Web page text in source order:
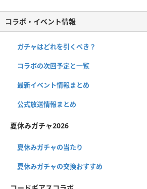
コラボ・イベント情報
ガチャはどれを引くべき？
コラボの次回予定と一覧
最新イベント情報まとめ
公式放送情報まとめ
夏休みガチャ2026
夏休みガチャの当たり
夏休みガチャの交換おすすめ